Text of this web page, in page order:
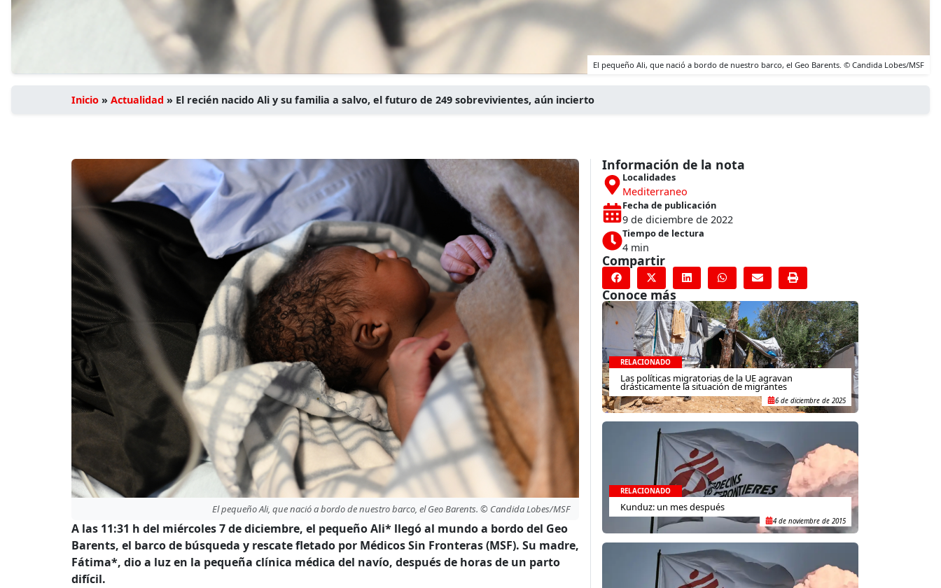
El pequeño Ali, que nació a bordo de nuestro barco, el Geo Barents. © Candida Lobes/MSF
Inicio » Actualidad » El recién nacido Ali y su familia a salvo, el futuro de 249 sobrevivientes, aún incierto
El pequeño Ali, que nació a bordo de nuestro barco, el Geo Barents. © Candida Lobes/MSF
A las 11:31 h del miércoles 7 de diciembre, el pequeño Ali* llegó al mundo a bordo del Geo
Barents, el barco de búsqueda y rescate fletado por Médicos Sin Fronteras (MSF). Su madre,
Fátima*, dio a luz en la pequeña clínica médica del navío, después de horas de un parto
difícil.
Información de la nota
Localidades
Mediterraneo
Fecha de publicación
9 de diciembre de 2022
Tiempo de lectura
4 min
Compartir
Conoce más
RELACIONADO
Las políticas migratorias de la UE agravan
drásticamente la situación de migrantes
6 de diciembre de 2025
RELACIONADO
Kunduz: un mes después
4 de noviembre de 2015